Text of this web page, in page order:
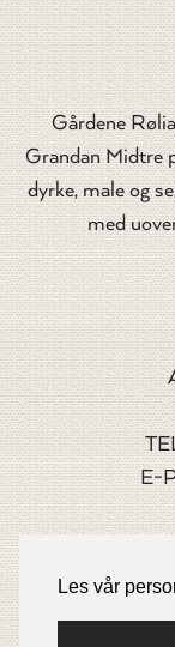
Les vår
Gårdene
Grandan Midtre
dyrke, male og
med
E-